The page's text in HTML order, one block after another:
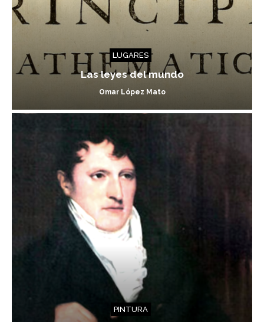
LUGARES
Las leyes del mundo
Omar López Mato
PINTURA